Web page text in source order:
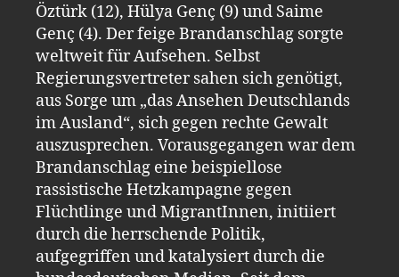
Öztürk (12), Hülya Genç (9) und Saime
Genç (4). Der feige Brandanschlag sorgte
weltweit für Aufsehen. Selbst
Regierungsvertreter sahen sich genötigt,
aus Sorge um „das Ansehen Deutschlands
im Ausland“, sich gegen rechte Gewalt
auszusprechen. Vorausgegangen war dem
Brandanschlag eine beispiellose
rassistische Hetzkampagne gegen
Flüchtlinge und MigrantInnen, initiiert
durch die herrschende Politik,
aufgegriffen und katalysiert durch die